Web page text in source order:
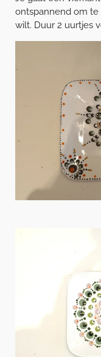
ontspannend om te
wilt. Duur 2 uurtjes